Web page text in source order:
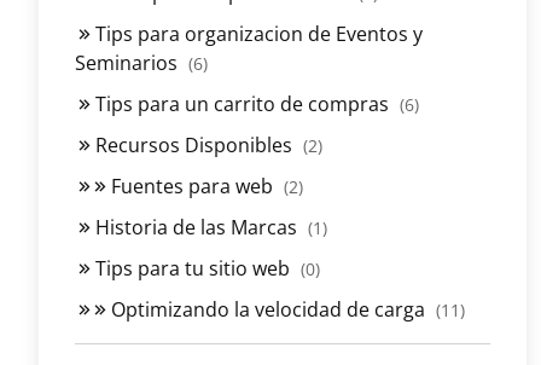
Tips para organizacion de Eventos y
Seminarios (6)
Tips para un carrito de compras (6)
Recursos Disponibles (2)
Fuentes para web (2)
Historia de las Marcas (1)
Tips para tu sitio web (0)
Optimizando la velocidad de carga (11)